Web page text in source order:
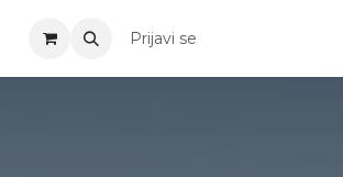
Prijavi se